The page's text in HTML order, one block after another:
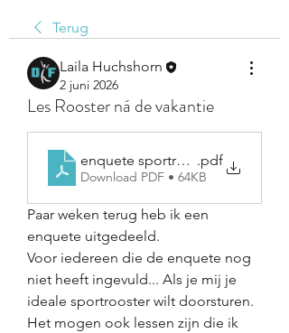
Terug
Laila Huchshorn
2 juni 2026
Les Rooster ná de vakantie
enquete sportrooster
.pdf
Download PDF • 64KB
Paar weken terug heb ik een
enquete uitgedeeld.
Voor iedereen die de enquete nog
niet heeft ingevuld... Als je mij je
ideale sportrooster wilt doorsturen.
Het mogen ook lessen zijn die ik